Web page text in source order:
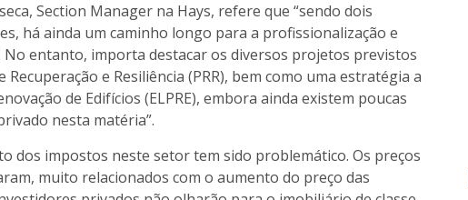
Section Manager na Hays, refere que “sendo dois
há ainda um caminho longo para a profissionalização e
No entanto, importa destacar os diversos projetos previstos
e Resiliência (PRR), bem como uma estratégia a
de Edifícios (ELPRE), embora ainda existem poucas
nesta matéria”.
dos impostos neste setor tem sido problemático. Os preços
muito relacionados com o aumento do preço das